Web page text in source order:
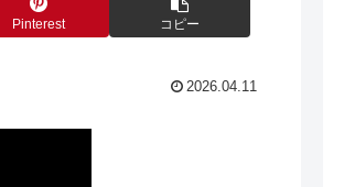
Pinterest コピー
2026.04.11